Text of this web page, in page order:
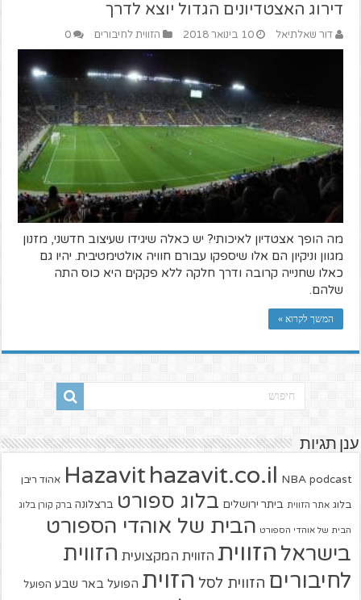
דירוג האצטדיונים הגדול יוצא לדרך
דור שאלתיאל 10 בינואר 2018 הזווית לחיבורים 0
מה הופך אצטדיון לאיכותי? יש כאלה שיגידו שעיצוב חדשני, מזנון
מגוון וניקיון הם אלו שיספקו עבורם חוויה אולטימטיבית. יהיו גם
כאלו שחנייה קרובה ודרך חלקה ללא פקקים היא כוס התה
שלהם.
המשך לקרוא »
ענן תגיות
Hazavit hazavit.co.il NBA podcast אהוד ריבן
בלוג אתר הזווית ביתר ירושלים בלוג ספורט ברצלונה ברק קורן בלוג
הבית של אוהדי הספורט הבית של אוהדי הספורט
בישראל הזווית הזווית המקצועית הזווית
לחיבורים הזווית לסל הזוית הפועל באר שבע הפועל